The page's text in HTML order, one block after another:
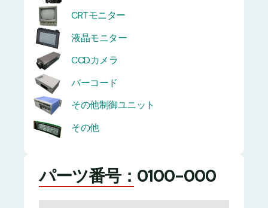
CRTモニター
液晶モニター
CCDカメラ
バーコード
その他制御ユニット
その他
パーツ番号：0100-000